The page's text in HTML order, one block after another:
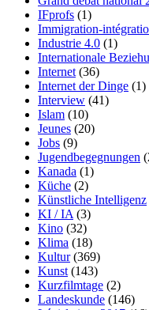
IFprofs (1)
Immigration-
Industrie 4.0 (1)
Internationale
Internet (36)
Internet der Dinge (1)
Interview (41)
Islam (10)
Jeunes (20)
Jobs (9)
Jugendbegegnungen
Kanada (1)
Küche (2)
Künstliche Intelligenz
KI / IA (3)
Kino (32)
Klima (18)
Kultur(369)
Kunst (143)
Kurzfilmtage (2)
Landeskunde (146)